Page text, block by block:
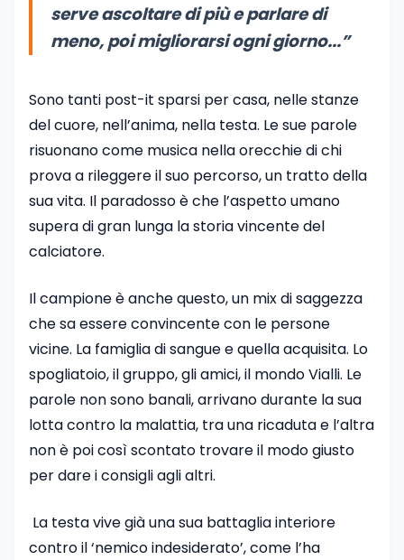
serve ascoltare di più e parlare di
meno, poi migliorarsi ogni giorno...”
Sono tanti post-it sparsi per casa, nelle stanze
del cuore, nell’anima, nella testa. Le sue parole
risuonano come musica nella orecchie di chi
prova a rileggere il suo percorso, un tratto della
sua vita. Il paradosso è che l’aspetto umano
supera di gran lunga la storia vincente del
calciatore.
Il campione è anche questo, un mix di saggezza
che sa essere convincente con le persone
vicine. La famiglia di sangue e quella acquisita. Lo
spogliatoio, il gruppo, gli amici, il mondo Vialli. Le
parole non sono banali, arrivano durante la sua
lotta contro la malattia, tra una ricaduta e l’altra
non è poi così scontato trovare il modo giusto
per dare i consigli agli altri.
La testa vive già una sua battaglia interiore
contro il ‘nemico indesiderato’, come l’ha